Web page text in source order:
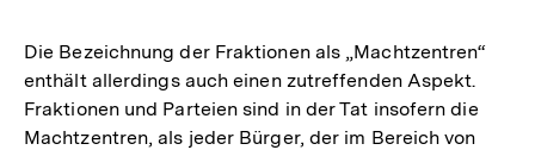
Die Bezeichnung der Fraktionen als „Machtzentren“
enthält allerdings auch einen zutreffenden Aspekt.
Fraktionen und Parteien sind in der Tat insofern die
Machtzentren, als jeder Bürger, der im Bereich von